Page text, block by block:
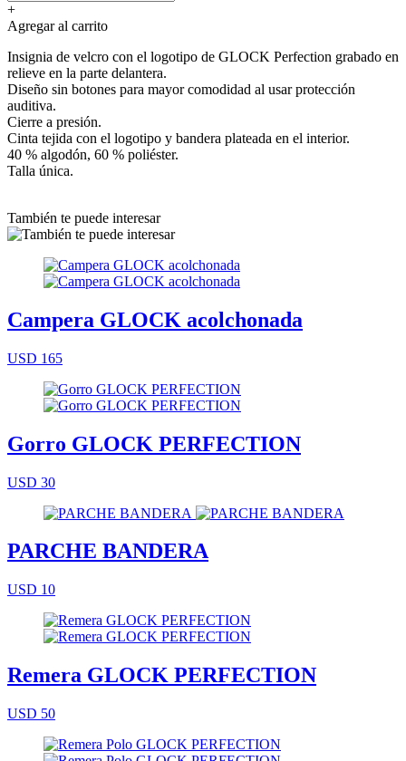
+
Agregar al carrito
Insignia de velcro con el logotipo de GLOCK Perfection grabado en
relieve en la parte delantera.
Diseño sin botones para mayor comodidad al usar protección
auditiva.
Cierre a presión.
Cinta tejida con el logotipo y bandera plateada en el interior.
40 % algodón, 60 % poliéster.
Talla única.
También te puede interesar
Campera GLOCK acolchonada
USD 165
Gorro GLOCK PERFECTION
USD 30
PARCHE BANDERA
USD 10
Remera GLOCK PERFECTION
USD 50